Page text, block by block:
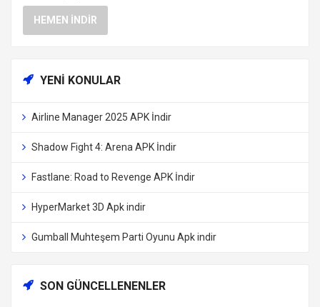
HEMEN İNDIR
YENI KONULAR
Airline Manager 2025 APK İndir
Shadow Fight 4: Arena APK İndir
Fastlane: Road to Revenge APK İndir
HyperMarket 3D Apk indir
Gumball Muhteşem Parti Oyunu Apk indir
SON GÜNCELLENENLER